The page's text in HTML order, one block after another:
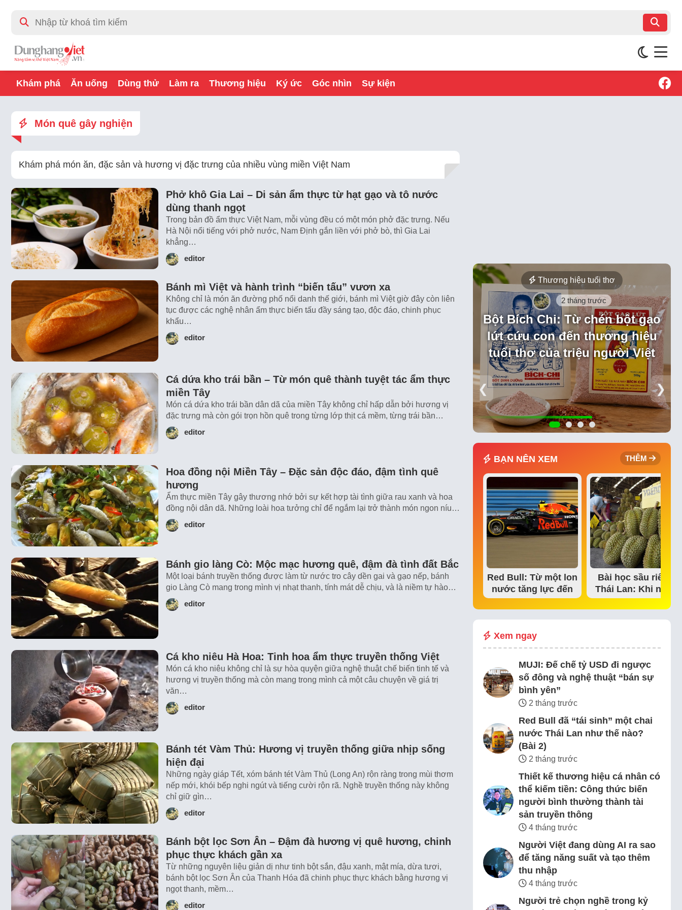
Khám phá Ăn uống Dùng thử Làm ra Thương hiệu Ký ức Góc nhìn Sự kiện
Món quê gây nghiện
Khám phá món ăn, đặc sản và hương vị đặc trưng của nhiều vùng miền Việt Nam
Phở khô Gia Lai – Di sản ẩm thực từ hạt gạo và tô nước
dùng thanh ngọt
Trong bản đồ ẩm thực Việt Nam, mỗi vùng đều có một món phở đặc trưng. Nếu
Hà Nội nổi tiếng với phở nước, Nam Định gắn liền với phở bò, thì Gia Lai
khẳng…
editor
Bánh mì Việt và hành trình “biến tấu” vươn xa
Không chỉ là món ăn đường phố nổi danh thế giới, bánh mì Việt giờ đây còn liên
tục được các nghệ nhân ẩm thực biến tấu đầy sáng tạo, độc đáo, chinh phục
khẩu…
editor
Cá dứa kho trái bần – Từ món quê thành tuyệt tác ẩm thực
miền Tây
Món cá dứa kho trái bần dân dã của miền Tây không chỉ hấp dẫn bởi hương vị
đặc trưng mà còn gói trọn hồn quê trong từng lớp thịt cá mềm, từng trái bần…
editor
Hoa đồng nội Miền Tây – Đặc sản độc đáo, đậm tình quê
hương
Ẩm thực miền Tây gây thương nhớ bởi sự kết hợp tài tình giữa rau xanh và hoa
đồng nội dân dã. Những loài hoa tưởng chỉ để ngắm lại trở thành món ngon níu…
editor
Bánh gio làng Cò: Mộc mạc hương quê, đậm đà tình đất Bắc
Một loại bánh truyền thống được làm từ nước tro cây dền gai và gạo nếp, bánh
gio Làng Cò mang trong mình vị nhạt thanh, tính mát dễ chịu, và là niềm tự hào…
editor
Cá kho niêu Hà Hoa: Tinh hoa ẩm thực truyền thống Việt
Món cá kho niêu không chỉ là sự hòa quyện giữa nghệ thuật chế biến tinh tế và
hương vị truyền thống mà còn mang trong mình cả một câu chuyện về giá trị
văn…
editor
Bánh tét Vàm Thủ: Hương vị truyền thống giữa nhịp sống
hiện đại
Những ngày giáp Tết, xóm bánh tét Vàm Thủ (Long An) rộn ràng trong mùi thơm
nếp mới, khói bếp nghi ngút và tiếng cười rộn rã. Nghề truyền thống này không
chỉ giữ gìn…
editor
Bánh bột lọc Sơn Ân – Đậm đà hương vị quê hương, chinh
phục thực khách gần xa
Từ những nguyên liệu giản dị như tinh bột sắn, đậu xanh, mật mía, dừa tươi,
bánh bột lọc Sơn Ân của Thanh Hóa đã chinh phục thực khách bằng hương vị
ngọt thanh, mềm…
editor
Thương hiệu tuổi thơ
2 tháng trước
Bột Bích Chi: Từ chén bột gạo
lứt cứu con đến thương hiệu
tuổi thơ của triệu người Việt
❮ ❯
BẠN NÊN XEM THÊM
Red Bull: Từ một lon
nước tăng lực đến
đế chế thể…
Bài học sầu riêng
Thái Lan: Khi niềm
tin thị trường bắt…
Xem ngay
MUJI: Đế chế tỷ USD đi ngược
số đông và nghệ thuật “bán sự
bình yên”
2 tháng trước
Red Bull đã “tái sinh” một chai
nước Thái Lan như thế nào?
(Bài 2)
2 tháng trước
Thiết kế thương hiệu cá nhân có
thể kiếm tiền: Công thức biến
người bình thường thành tài
sản truyền thông
4 tháng trước
Người Việt đang dùng AI ra sao
để tăng năng suất và tạo thêm
thu nhập
4 tháng trước
Người trẻ chọn nghề trong kỷ